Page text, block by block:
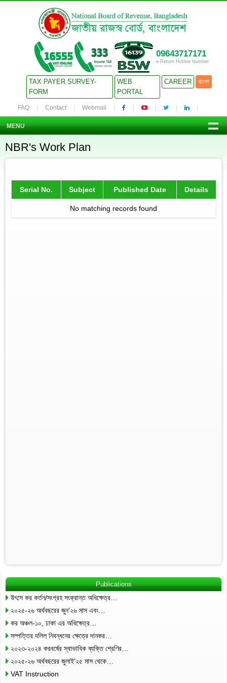
09643717171
e-Return Hotline Number
TAX PAYER SURVEY-
FORM
WEB
PORTAL
CAREER বাংলা
FAQ Contact Webmail
MENU
NBR's Work Plan
Serial No. Subject Published Date Details
No matching records found
Publications
উৎসে কর কর্তন/সংগ্রহ সংক্রান্ত অধিক্ষেত্র…
২০২৫-২৬ অর্থবছরের জুন’২৬ মাস এবং…
কর অঞ্চল-১০, ঢাকা এর অধিক্ষেত্র…
সম্পত্তির দলিল নিবন্ধনের ক্ষেত্রে দানকর…
২০২৩-২০২৪ করবর্ষের স্বাভাবিক ব্যক্তি শ্রেণির…
২০২৫-২৬ অর্থবছরের জুলাই’২৫ মাস থেকে…
VAT Instruction